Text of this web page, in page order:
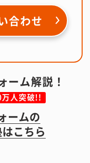
合わせ
ーム解説！
万人突破!!
ームの
こちら